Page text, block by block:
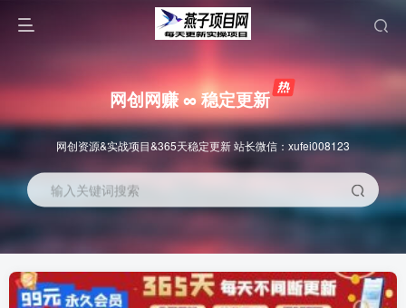
网创网赚 ∞ 稳定更新
网创资源&实战项目&365天稳定更新 站长微信：xufei008123
输入关键词搜索